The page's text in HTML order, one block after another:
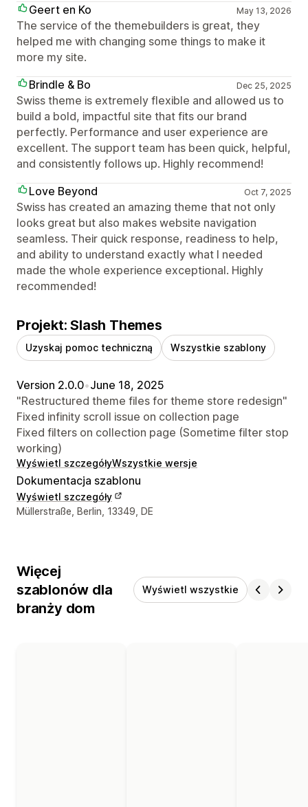
Geert en Ko
May 13, 2026
The service of the themebuilders is great, they
helped me with changing some things to make it
more my site.
Brindle & Bo
Dec 25, 2025
Swiss theme is extremely flexible and allowed us to
build a bold, impactful site that fits our brand
perfectly. Performance and user experience are
excellent. The support team has been quick, helpful,
and consistently follows up. Highly recommend!
Love Beyond
Oct 7, 2025
Swiss has created an amazing theme that not only
looks great but also makes website navigation
seamless. Their quick response, readiness to help,
and ability to understand exactly what I needed
made the whole experience exceptional. Highly
recommended!
Projekt: Slash Themes
Uzyskaj pomoc techniczną Wszystkie szablony
Version 2.0.0•June 18, 2025
"Restructured theme files for theme store redesign"
Fixed infinity scroll issue on collection page
Fixed filters on collection page (Sometime filter stop
working)
Wyświetl szczegółyWszystkie wersje
Dokumentacja szablonu
Wyświetl szczegóły
Dane kontaktowe projektanta
Müllerstraße, Berlin, 13349, DE
Więcej
szablonów dla
branży dom
Wyświetl wszystkie